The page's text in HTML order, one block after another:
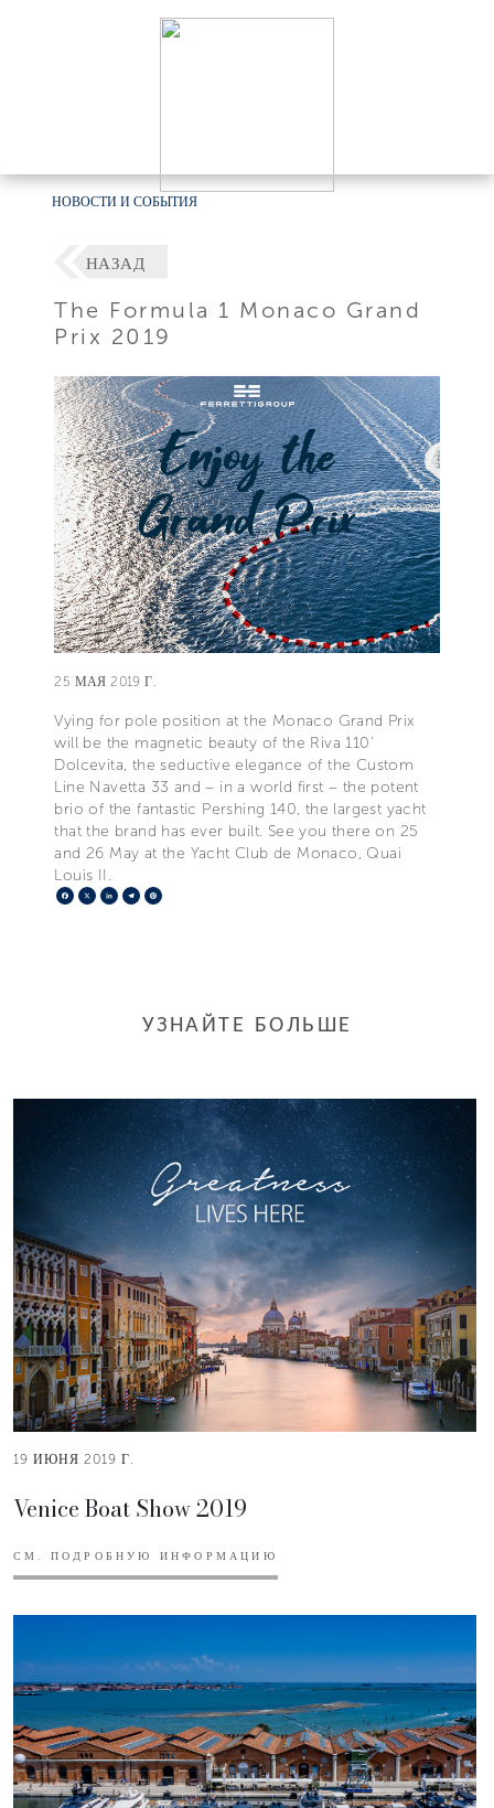
НОВОСТИ И СОБЫТИЯ
НАЗАД
The Formula 1 Monaco Grand
Prix 2019
25 МАЯ 2019 Г.
Vying for pole position at the Monaco Grand Prix
will be the magnetic beauty of the Riva 110'
Dolcevita, the seductive elegance of the Custom
Line Navetta 33 and – in a world first – the potent
brio of the fantastic Pershing 140, the largest yacht
that the brand has ever built. See you there on 25
and 26 May at the Yacht Club de Monaco, Quai
Louis II.
Facebook
X LinkedIn
Telegram
УЗНАЙТЕ БОЛЬШЕ
19 ИЮНЯ 2019 Г.
Venice Boat Show 2019
СМ. ПОДРОБНУЮ ИНФОРМАЦИЮ